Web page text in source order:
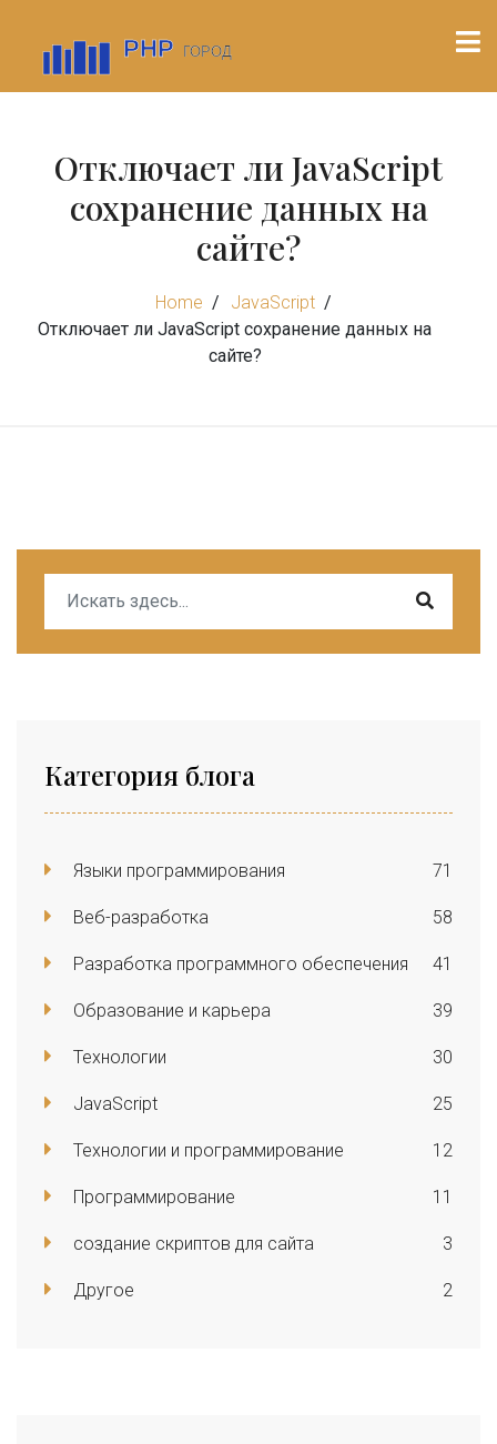
Отключает ли JavaScript
сохранение данных на
сайте?
Home
JavaScript
Отключает ли JavaScript сохранение данных на
сайте?
Категория блога
Языки программирования 71
Веб-разработка 58
Разработка программного обеспечения 41
Образование и карьера 39
Технологии 30
JavaScript 25
Технологии и программирование 12
Программирование 11
создание скриптов для сайта 3
Другое 2